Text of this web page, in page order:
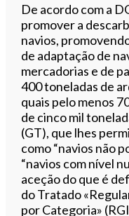
De acordo com a
promover a
navios,
de adaptação de
mercadorias e de
400 toneladas de
quais pelo menos
de cinco mil
(GT), que lhes
como “navios não
“navios com nível
aceção do que é
do Tratado
por Categoria»